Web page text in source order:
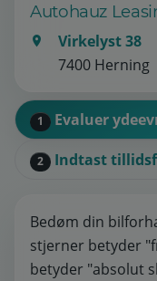
Autohauz
Virkelyst 38
7400 Herning
1 Evaluer
2 Indtast
Bedøm din
stjerner betyder
betyder "absolut